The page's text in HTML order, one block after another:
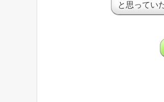
と思ってい